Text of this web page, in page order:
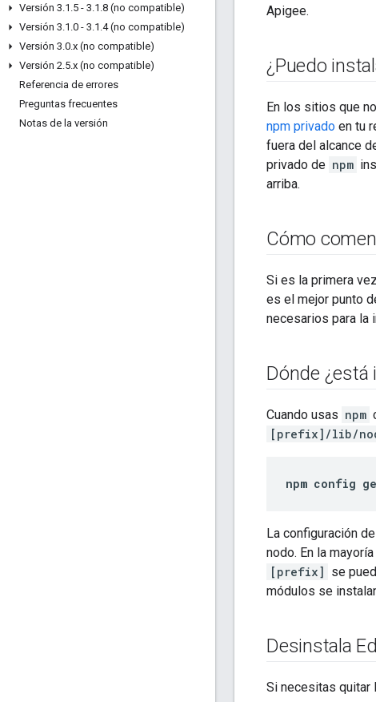
Versión 3.1 .5 - 3.1 .8 (no compatible)
Versión 3.1 .0 - 3.1 .4 (no compatible)
Versión 3.0.x (no compatible)
Versión 2.5.x (no compatible)
Referencia de errores
Preguntas frecuentes
Notas de la versión
Apigee.
¿Puedo
En los sitios que
npm privado en tu
fuera del alcance
privado de npm
arriba.
Cómo
Si es la primera
es el mejor punto
necesarios para la
Dónde ¿está
Cuando usas npm
[prefix]/lib/
npm config
La configuración
nodo. En la
[prefix] se
módulos se
Desinstala
Si necesitas quitar